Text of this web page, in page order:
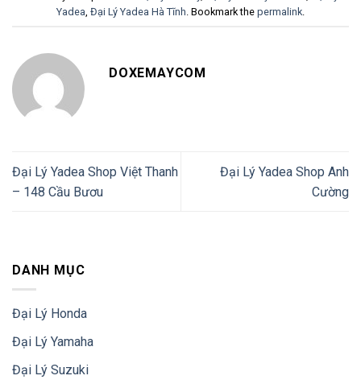
Yadea Đại Lý Yadea Hà Tĩnh . Bookmark the permalink
DOXEMAYCOM
Đại Lý Yadea Shop Việt Thanh
– 148 Cầu Bươu
Đại Lý Yadea Shop Anh
Cường
DANH MỤC
Đại Lý Honda
Đại Lý Yamaha
Đại Lý Suzuki